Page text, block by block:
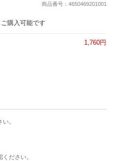
商品番号：4650469201001
購入可能です
1,760円
。
ださい。